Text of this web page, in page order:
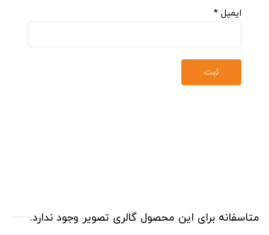
ایمیل *
متاسفانه برای این محصول گالری تصویر وجود ندارد.